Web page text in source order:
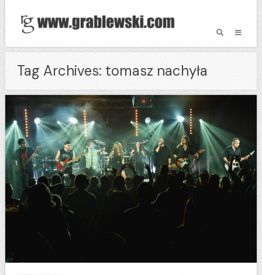
Tag Archives: tomasz nachyła